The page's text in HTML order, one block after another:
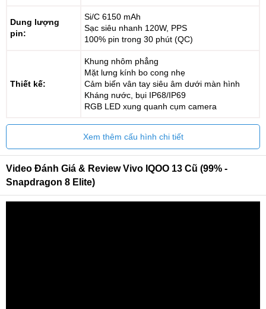
Dung lượng
pin:
Si/C 6150 mAh
Sạc siêu nhanh 120W, PPS
100% pin trong 30 phút (QC)
Thiết kế:
Khung nhôm phẳng
Mặt lưng kính bo cong nhẹ
Cảm biến vân tay siêu âm dưới màn hình
Kháng nước, bụi IP68/IP69
RGB LED xung quanh cụm camera
Xem thêm cấu hình chi tiết
Video Đánh Giá & Review Vivo IQOO 13 Cũ (99% -
Snapdragon 8 Elite)